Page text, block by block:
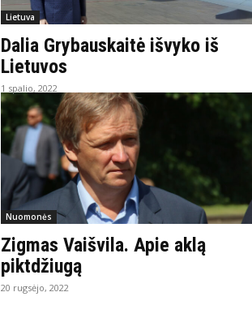
Lietuva
Dalia Grybauskaitė išvyko iš
Lietuvos
1 spalio, 2022
Nuomonės
Zigmas Vaišvila. Apie aklą
piktdžiugą
20 rugsėjo, 2022